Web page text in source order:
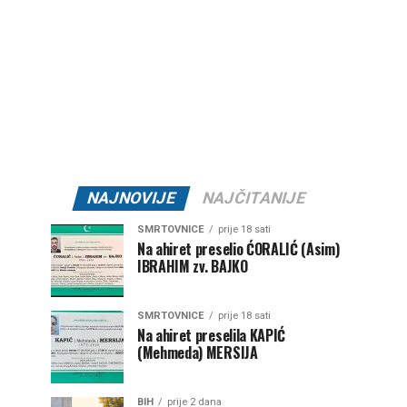
NAJNOVIJE NAJČITANIJE
SMRTOVNICE prije 18 sati
Na ahiret preselio ĆORALIĆ (Asim)
IBRAHIM zv. BAJKO
SMRTOVNICE prije 18 sati
Na ahiret preselila KAPIĆ
(Mehmeda) MERSIJA
BIH prije 2 dana